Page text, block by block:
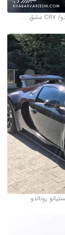
رونالدو